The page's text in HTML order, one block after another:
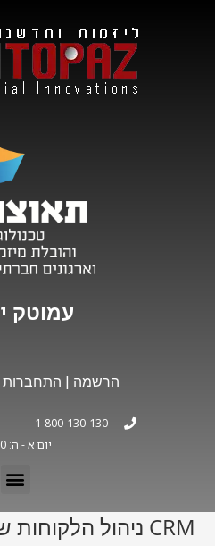
עמוטק י
הרשמה | התחברות
1-800-130-130
יום א - ה: 9:00 - 18:30
CRM ניהול הלקוחות שלכם